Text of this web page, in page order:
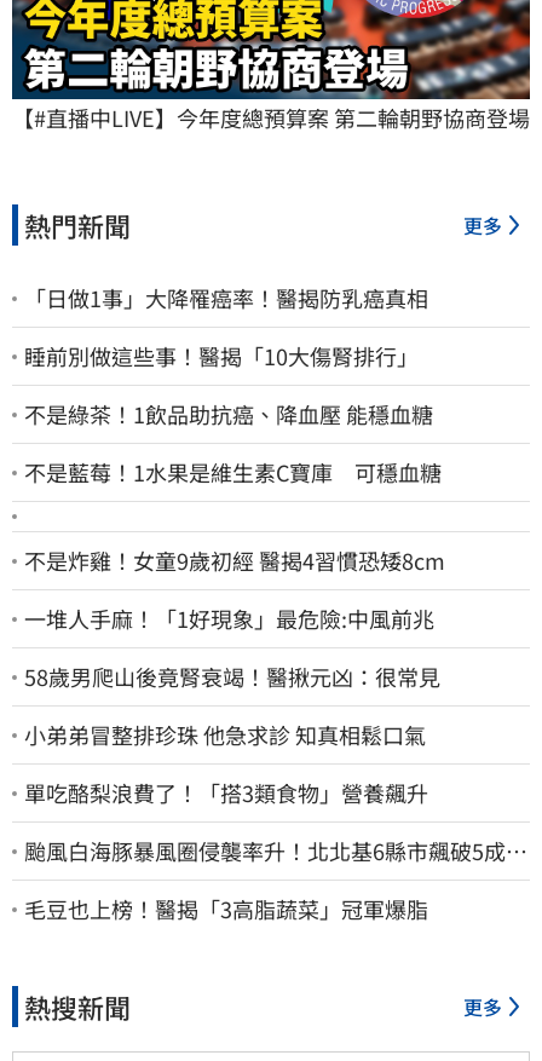
【#直播中LIVE】今年度總預算案 第二輪朝野協商登場
熱門新聞 更多
「日做1事」大降罹癌率！醫揭防乳癌真相
睡前別做這些事！醫揭「10大傷腎排行」
不是綠茶！1飲品助抗癌、降血壓 能穩血糖
不是藍莓！1水果是維生素C寶庫 可穩血糖
不是炸雞！女童9歲初經 醫揭4習慣恐矮8cm
一堆人手麻！「1好現象」最危險:中風前兆
58歲男爬山後竟腎衰竭！醫揪元凶：很常見
小弟弟冒整排珍珠 他急求診 知真相鬆口氣
單吃酪梨浪費了！「搭3類食物」營養飆升
颱風白海豚暴風圈侵襲率升！北北基6縣市飆破5成
1縣市「最高達67%」
毛豆也上榜！醫揭「3高脂蔬菜」冠軍爆脂
熱搜新聞 更多